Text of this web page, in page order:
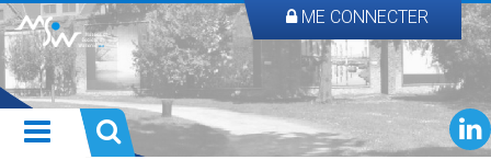
ME CONNECTER